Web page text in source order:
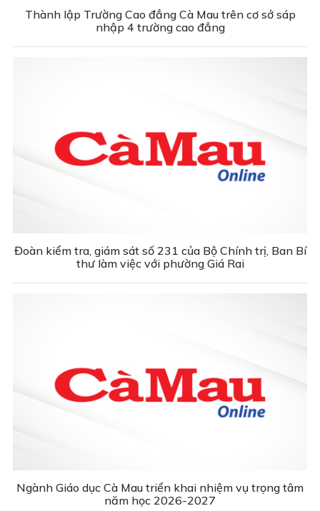
Thành lập Trường Cao đẳng Cà Mau trên cơ sở sáp
nhập 4 trường cao đẳng
Đoàn kiểm tra, giám sát số 231 của Bộ Chính trị, Ban Bí
thư làm việc với phường Giá Rai
Ngành Giáo dục Cà Mau triển khai nhiệm vụ trọng tâm
năm học 2026-2027